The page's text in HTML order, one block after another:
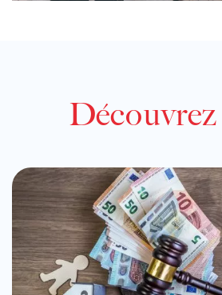
Découvrez